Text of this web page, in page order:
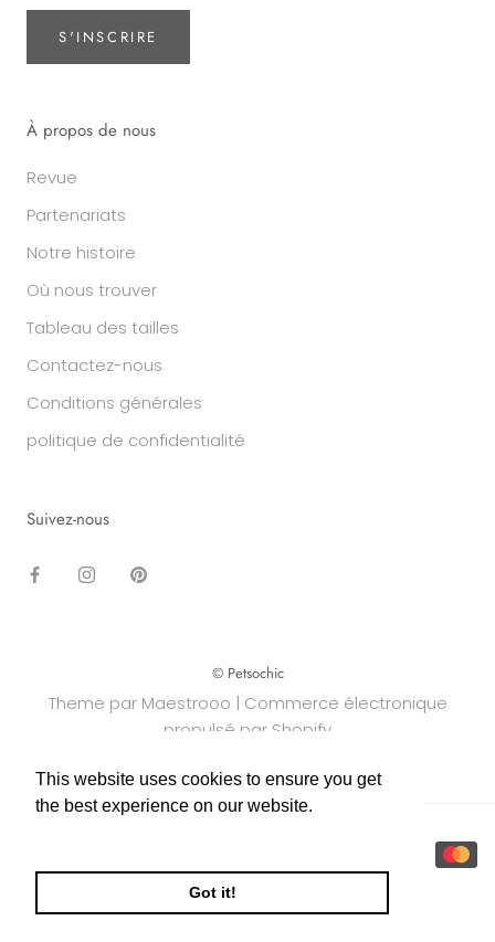
This website uses cookies to ensure you get
the best experience on our website.
Got it!
This website uses cookies to ensure you get
the best experience on our website.
Got it!
S'INSCRIRE
À propos de nous
Revue
Partenariats
Notre histoire
Où nous trouver
Tableau des tailles
Contactez-nous
Conditions générales
politique de confidentialité
Suivez-nous
© Petsochic
Theme par Maestrooo | Commerce électronique
propulsé par Shopify